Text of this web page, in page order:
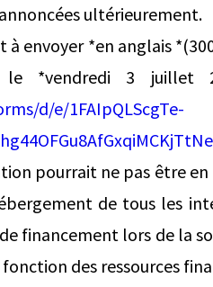
ultérieurement.
à envoyer *en anglais
*vendredi 3 juillet
d/e/1FAIpQLScgTe-
pourrait ne pas être
de tous les
financement lors de la
des ressources